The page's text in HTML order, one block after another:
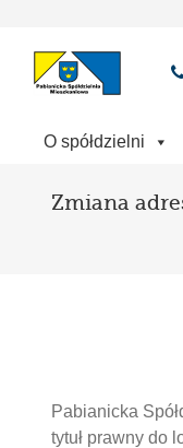
O spółdzielni
Zmiana
Pabianicka
tytuł prawny do